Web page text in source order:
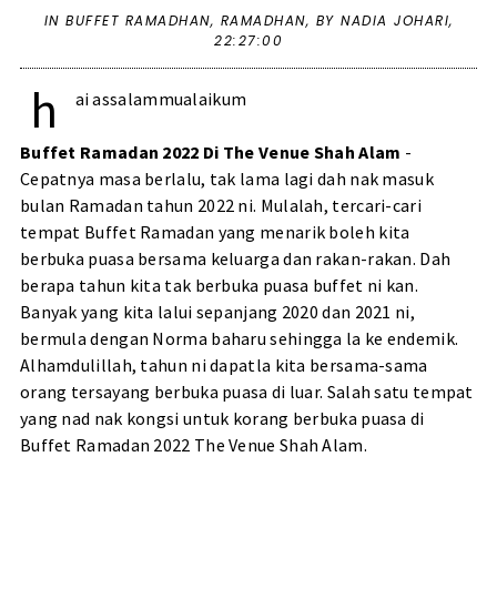
IN BUFFET RAMADHAN, RAMADHAN, BY NADIA JOHARI,
22:27:00
h ai assalammualaikum
Buffet Ramadan 2022 Di The Venue Shah Alam -
Cepatnya masa berlalu, tak lama lagi dah nak masuk
bulan Ramadan tahun 2022 ni. Mulalah, tercari-cari
tempat Buffet Ramadan yang menarik boleh kita
berbuka puasa bersama keluarga dan rakan-rakan. Dah
berapa tahun kita tak berbuka puasa buffet ni kan.
Banyak yang kita lalui sepanjang 2020 dan 2021 ni,
bermula dengan Norma baharu sehingga la ke endemik.
Alhamdulillah, tahun ni dapatla kita bersama-sama
orang tersayang berbuka puasa di luar. Salah satu tempat
yang nad nak kongsi untuk korang berbuka puasa di
Buffet Ramadan 2022 The Venue Shah Alam.